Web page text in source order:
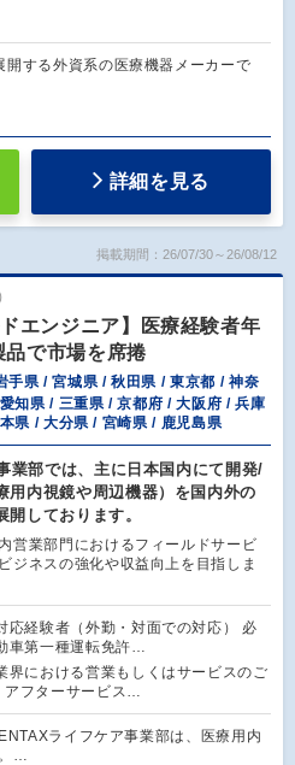
開する外資系の医療機器メーカーで
詳細を見る
掲載期間：26/07/30～26/08/12
エンジニア】医療経験者年
で市場を席捲
手県 / 宮城県 / 秋田県 / 東京都 / 神奈
知県 / 三重県 / 京都府 / 大阪府 / 兵庫
県 / 大分県 / 宮崎県 / 鹿児島県
業部では、主に日本国内にて開発/
用内視鏡や周辺機器）を国内外の
しております。
営業部門におけるフィールドサービ
ジネスの強化や収益向上を目指しま
応経験者（外勤・対面での対応） 必
車第一種運転免許…
界における営業もしくはサービスのご
フターサービス…
ライフケア事業部は、医療用内
…